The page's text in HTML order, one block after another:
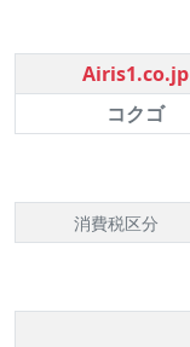
Airis1.co.jp
コクゴ
消費税区分